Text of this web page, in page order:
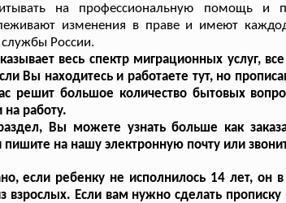
на профессиональную помощь и
изменения в праве и имеют
России.
весь спектр миграционных услуг,
Вы находитесь и работаете тут, но
решит большое количество бытовых
на работу.
Вы можете узнать больше как
на нашу электронную почту или
если ребенку не исполнилось 14 лет,
взрослых. Если вам нужно сделать